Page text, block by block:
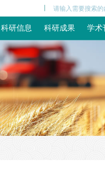
科研信息 科研成果 学术